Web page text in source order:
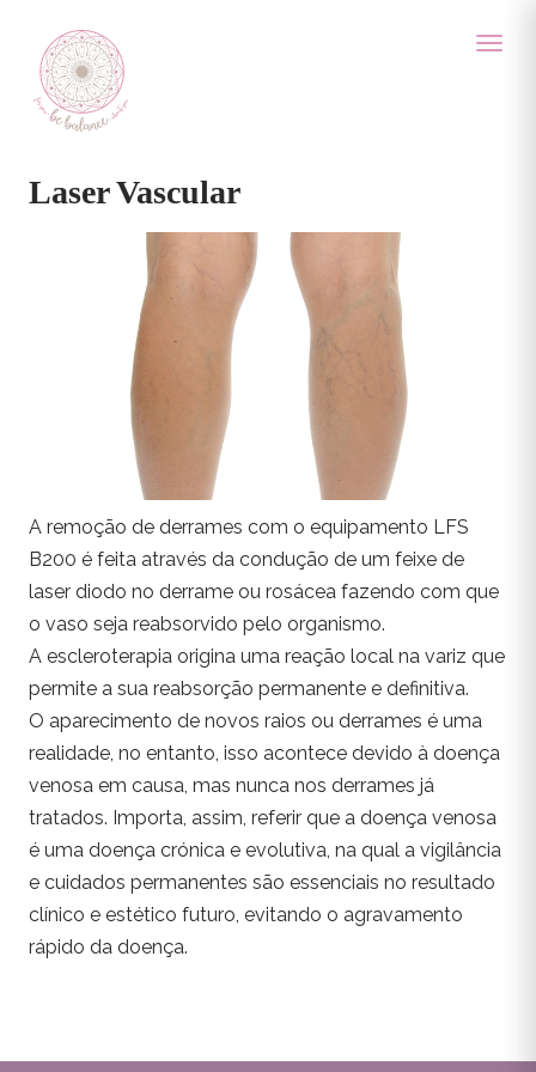
Laser Vascular
A remoção de derrames com o equipamento LFS
B200 é feita através da condução de um feixe de
laser diodo no derrame ou rosácea fazendo com que
o vaso seja reabsorvido pelo organismo.
A escleroterapia origina uma reação local na variz que
permite a sua reabsorção permanente e definitiva.
O aparecimento de novos raios ou derrames é uma
realidade, no entanto, isso acontece devido à doença
venosa em causa, mas nunca nos derrames já
tratados. Importa, assim, referir que a doença venosa
é uma doença crónica e evolutiva, na qual a vigilância
e cuidados permanentes são essenciais no resultado
clínico e estético futuro, evitando o agravamento
rápido da doença.